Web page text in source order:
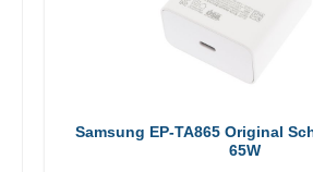
Samsung EP-TA865 Original
65W